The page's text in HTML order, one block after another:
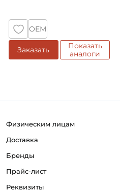
ОЕМ
Заказать
Показать
аналоги
Физическим лицам
Доставка
Бренды
Прайс-лист
Реквизиты